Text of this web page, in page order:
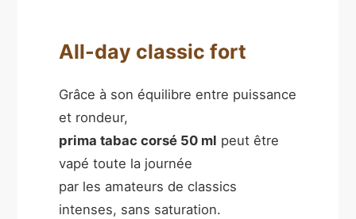
All-day classic fort
Grâce à son équilibre entre puissance
et rondeur,
prima tabac corsé 50 ml peut être
vapé toute la journée
par les amateurs de classics
intenses, sans saturation.